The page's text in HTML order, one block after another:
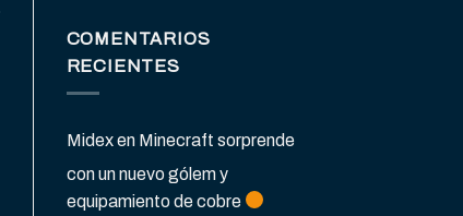
COMENTARIOS
RECIENTES
Midexen Minecraft sorprende
con un nuevo gólem y
equipamiento de cobre